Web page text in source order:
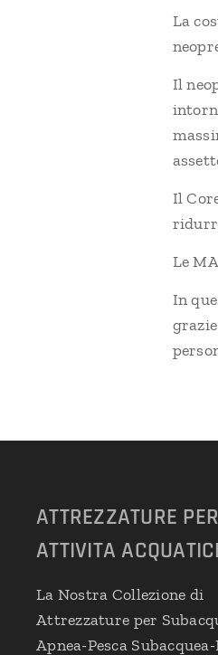
La
Il
Il
Le
In
ATTREZZATURE
ATTIVITA
La Nostra Collezione di
Attrezzature per
Apnea-Pesca